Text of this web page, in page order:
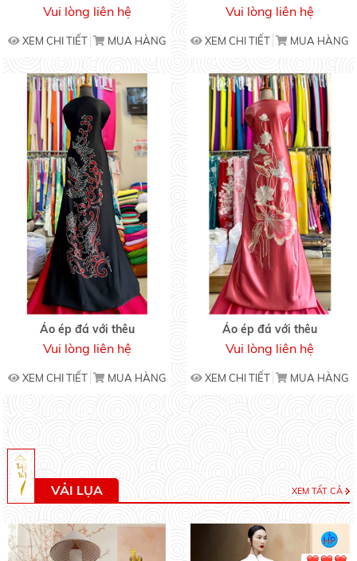
Vui lòng liên hệ
XEM CHI TIẾT MUA HÀNG
Vui lòng liên hệ
XEM CHI TIẾT MUA HÀNG
Áo ép đá với thêu
Vui lòng liên hệ
XEM CHI TIẾT MUA HÀNG
Áo ép đá với thêu
Vui lòng liên hệ
XEM CHI TIẾT MUA HÀNG
VẢI LỤA XEM TẤT CẢ